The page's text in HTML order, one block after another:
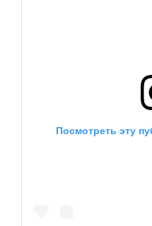
Посмотреть эту